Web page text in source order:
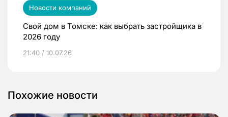
Новости компаний
Свой дом в Томске: как выбрать застройщика в
2026 году
21:40 / 10.07.26
Похожие новости